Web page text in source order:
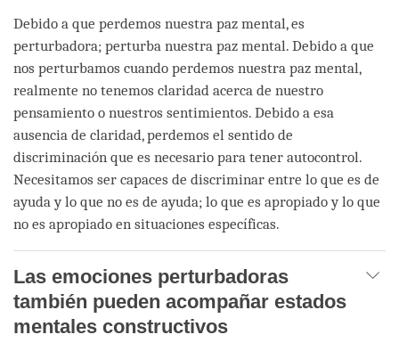
Debido a que perdemos nuestra paz mental, es
perturbadora; perturba nuestra paz mental. Debido a que
nos perturbamos cuando perdemos nuestra paz mental,
realmente no tenemos claridad acerca de nuestro
pensamiento o nuestros sentimientos. Debido a esa
ausencia de claridad, perdemos el sentido de
discriminación que es necesario para tener autocontrol.
Necesitamos ser capaces de discriminar entre lo que es de
ayuda y lo que no es de ayuda; lo que es apropiado y lo que
no es apropiado en situaciones específicas.
Las emociones perturbadoras
también pueden acompañar estados
mentales constructivos